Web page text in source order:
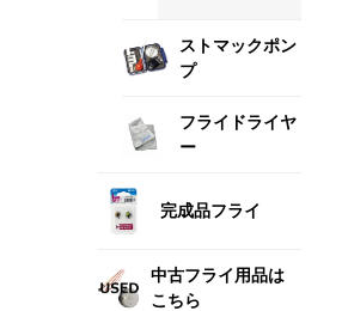
ストマックポン
プ
フライドライヤ
ー
完成品フライ
中古フライ用品は
こちら